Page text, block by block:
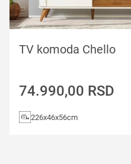
TV komoda Chello
74.990,00 RSD
226x46x56cm